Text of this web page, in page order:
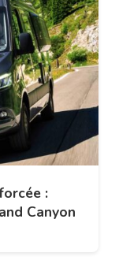
:
Canyon